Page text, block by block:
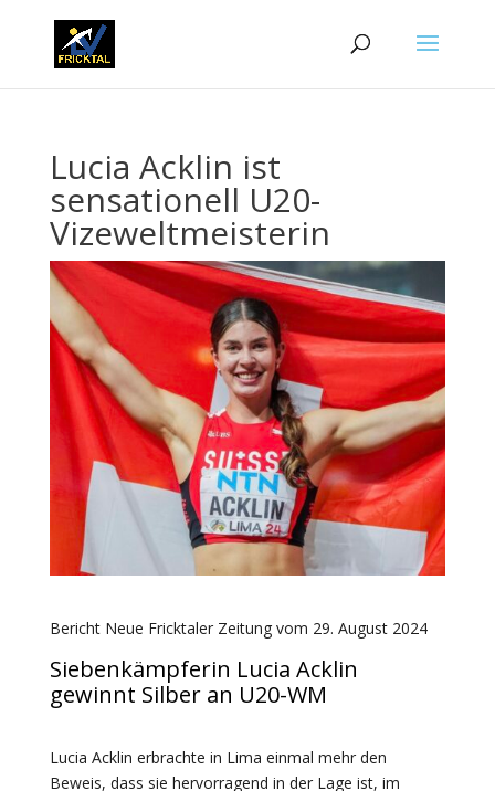
Lucia Acklin ist
sensationell U20-
Vizeweltmeisterin
Bericht Neue Fricktaler Zeitung vom 29. August 2024
Siebenkämpferin Lucia Acklin
gewinnt Silber an U20-WM
Lucia Acklin erbrachte in Lima einmal mehr den
Beweis, dass sie hervorragend in der Lage ist, im